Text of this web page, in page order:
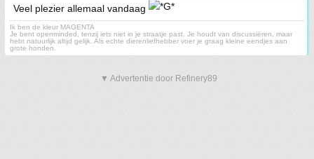
Veel plezier allemaal vandaag
Ik ben de kleur MAGENTA
Je bent openminded, tenzij iets niet in je straatje past. Je houdt van discussiëren, maar
hebt natuurlijk altijd gelijk. Als echte dierenliefhebber voer je graag kleine eendjes aan
grote honden.
▼ Advertentie door Refinery89